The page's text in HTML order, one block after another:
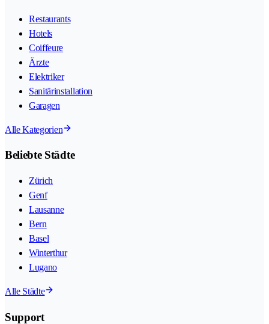
Restaurants
Hotels
Coiffeure
Ärzte
Elektriker
Sanitärinstallation
Garagen
Alle Kategorien
Beliebte Städte
Zürich
Genf
Lausanne
Bern
Basel
Winterthur
Lugano
Alle Städte
Support